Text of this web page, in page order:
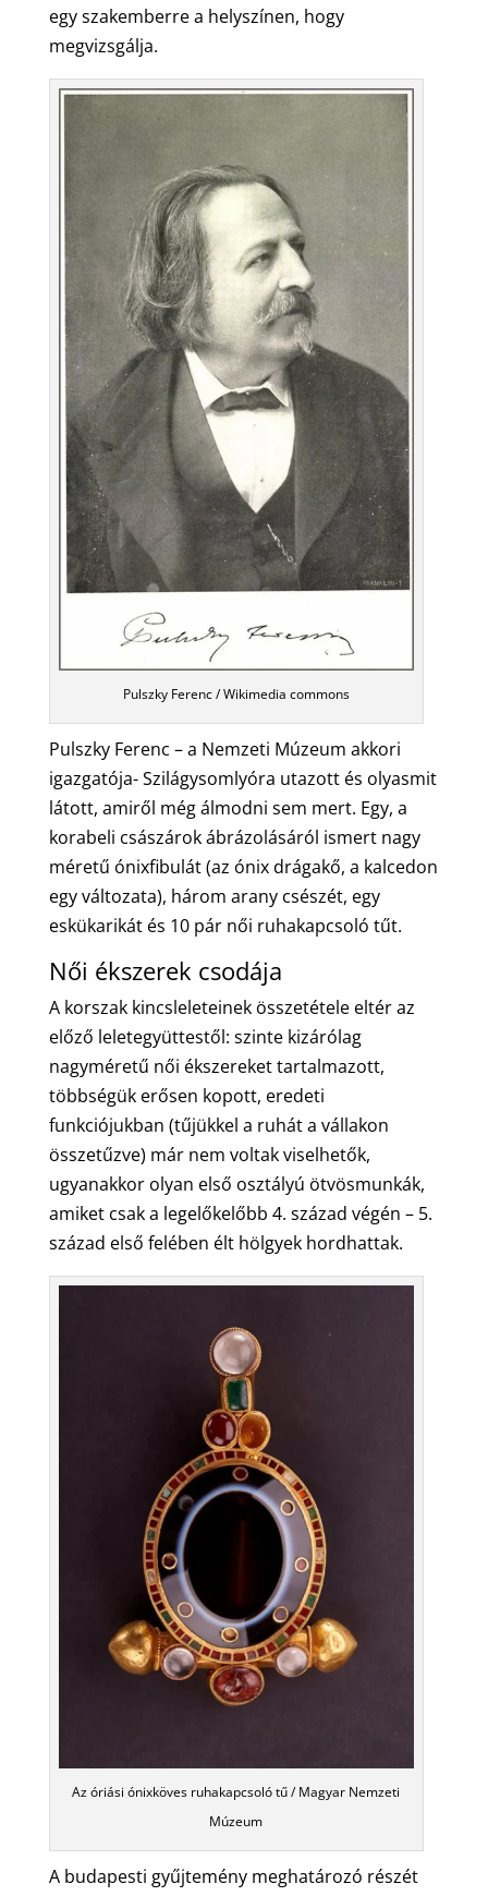
egy szakemberre a helyszínen, hogy
megvizsgálja.
Pulszky Ferenc / Wikimedia commons
Pulszky Ferenc – a Nemzeti Múzeum akkori
igazgatója- Szilágysomlyóra utazott és olyasmit
látott, amiről még álmodni sem mert. Egy, a
korabeli császárok ábrázolásáról ismert nagy
méretű ónixfibulát (az ónix drágakő, a kalcedon
egy változata), három arany csészét, egy
eskükarikát és 10 pár női ruhakapcsoló tűt.
Női ékszerek csodája
A korszak kincsleleteinek összetétele eltér az
előző leletegyüttestől: szinte kizárólag
nagyméretű női ékszereket tartalmazott,
többségük erősen kopott, eredeti
funkciójukban (tűjükkel a ruhát a vállakon
összetűzve) már nem voltak viselhetők,
ugyanakkor olyan első osztályú ötvösmunkák,
amiket csak a legelőkelőbb 4. század végén – 5.
század első felében élt hölgyek hordhattak.
Az óriási ónixköves ruhakapcsoló tű / Magyar Nemzeti
Múzeum
A budapesti gyűjtemény meghatározó részét